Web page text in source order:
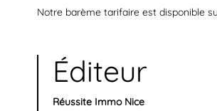
Notre barème tarifaire est disponible
Éditeur
Réussite Immo Nice